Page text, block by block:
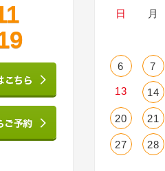
日 月
6 7
13 14
20 21
27 28